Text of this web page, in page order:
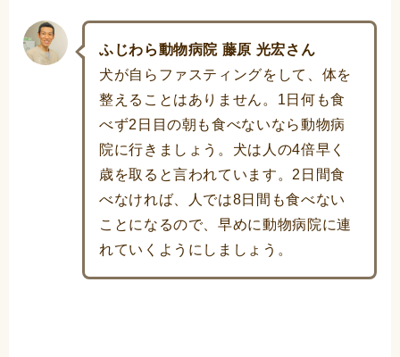
ふじわら動物病院 藤原 光宏さん
犬が自らファスティングをして、体を
整えることはありません。1日何も食
べず2日目の朝も食べないなら動物病
院に行きましょう。犬は人の4倍早く
歳を取ると言われています。2日間食
べなければ、人では8日間も食べない
ことになるので、早めに動物病院に連
れていくようにしましょう。